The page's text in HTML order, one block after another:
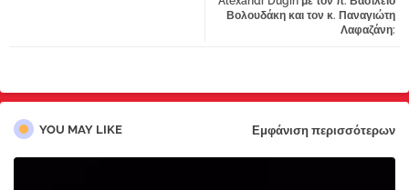
Βολουδάκη και τον κ. Παναγιώτη
Λαφαζάνη:
YOU MAY LIKE Εμφάνιση περισσότερων